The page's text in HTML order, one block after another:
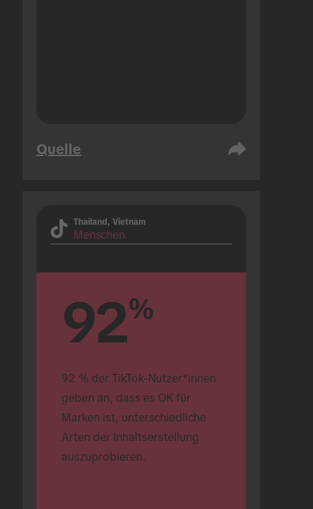
Quelle
Thailand, Vietnam
Menschen
92%
92 % der TikTok-Nutzer*innen
geben an, dass es OK für
Marken ist, unterschiedliche
Arten der Inhaltserstellung
auszuprobieren.